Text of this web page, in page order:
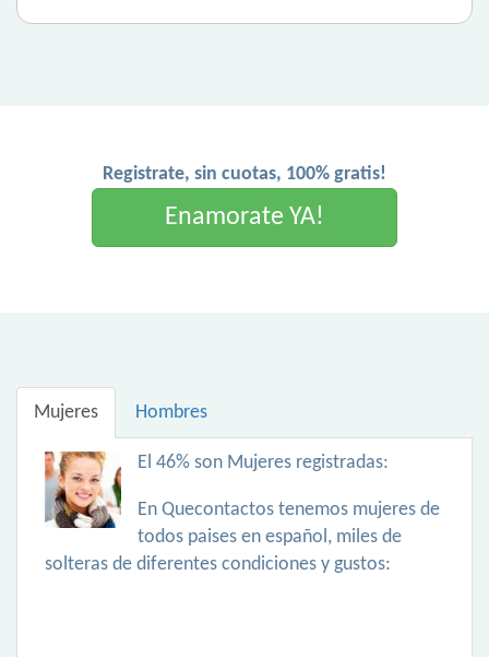
Registrate, sin cuotas, 100% gratis!
Enamorate YA!
Mujeres Hombres
El 46% son Mujeres registradas:
En Quecontactos tenemos mujeres de
todos paises en español, miles de
solteras de diferentes condiciones y gustos: